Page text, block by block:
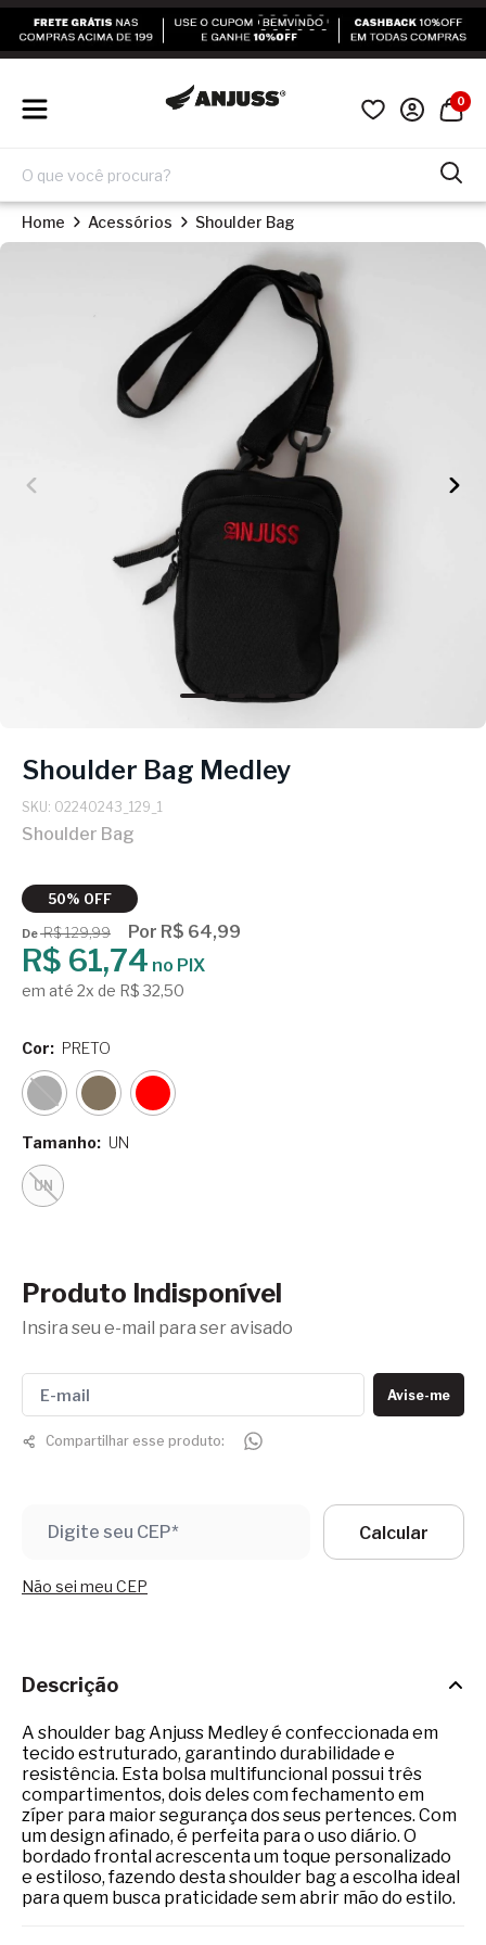
0
Home Acessórios Shoulder Bag
Shoulder Bag Medley
SKU: 02240243_129_1
Shoulder Bag
50% OFF
DeR$ 129,99 Por R$ 64,99
R$ 61,74 no PIX
em até 2x de R$ 32,50
Tamanho: UN
UN
Cor: PRETO
Produto Indisponível
Insira seu e-mail para ser avisado
Avise-me
Compartilhar esse produto:
Não sei meu CEP
Descrição
A shoulder bag Anjuss Medley é confeccionada em
tecido estruturado, garantindo durabilidade e
resistência. Esta bolsa multifuncional possui três
compartimentos, dois deles com fechamento em
zíper para maior segurança dos seus pertences. Com
um design afinado, é perfeita para o uso diário. O
bordado frontal acrescenta um toque personalizado
e estiloso, fazendo desta shoulder bag a escolha ideal
para quem busca praticidade sem abrir mão do estilo.